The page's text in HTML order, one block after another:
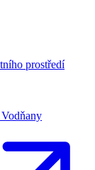
prostředí